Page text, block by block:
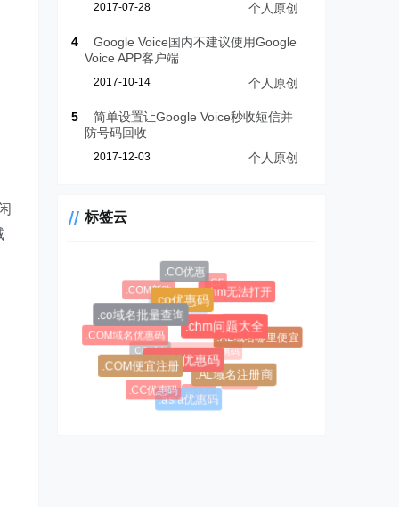
2017-07-28 个人原创
4
Google Voice国内不建议使用Google
Voice APP客户端
2017-10-14 个人原创
5
简单设置让Google Voice秒收短信并
防号码回收
2017-12-03 个人原创
标签云
#1045
#1146
$0.99超级优惠码
.AL域名
.AL域名哪里便宜
.AL域名注册商
.asia优惠码
.CC优惠码
.CC域名
.CC域名注册
.CF
.chm无法打开
.chm问题大全
.COM优惠码
.COM便宜注册
.COM域名优惠码
.COM新购
.CO优惠
.co优惠码
.co域名批量查询